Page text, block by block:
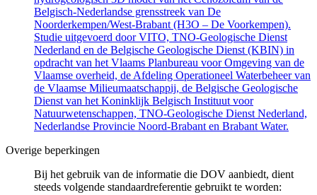
Belgisch-Nederlandse grensstreek van De
Noorderkempen/West-Brabant (H3O – De Voorkempen).
Studie uitgevoerd door VITO, TNO-Geologische Dienst
Nederland en de Belgische Geologische Dienst (KBIN) in
opdracht van het Vlaams Planbureau voor Omgeving van de
Vlaamse overheid, de Afdeling Operationeel Waterbeheer van
de Vlaamse Milieumaatschappij, de Belgische Geologische
Dienst van het Koninklijk Belgisch Instituut voor
Natuurwetenschappen, TNO-Geologische Dienst Nederland,
Nederlandse Provincie Noord-Brabant en Brabant Water.
Overige beperkingen
Bij het gebruik van de informatie die DOV aanbiedt, dient
steeds volgende standaardreferentie gebruikt te worden: